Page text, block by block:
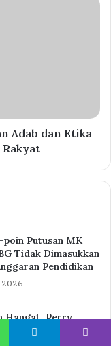
Adab dan Etika
poin Putusan MK
Tidak Dimasukkan
Pendidikan
2026
Hangat, Perry
Mundur dari